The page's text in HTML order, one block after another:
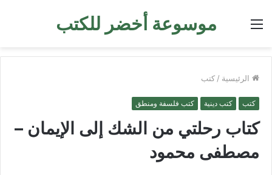
موسوعة أخضر للكتب القائمة
الرئيسية / كتب
كتب كتب دينية كتب فلسفة ومنطق
كتاب رحلتي من الشك إلى الإيمان –
مصطفى محمود